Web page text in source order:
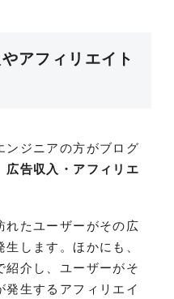
アフィリエイト
ンジニアの方がブログ
広告収入・アフィリエ
れたユーザーがその広
します。ほかにも、
紹介し、ユーザーがそ
発生するアフィリエイ